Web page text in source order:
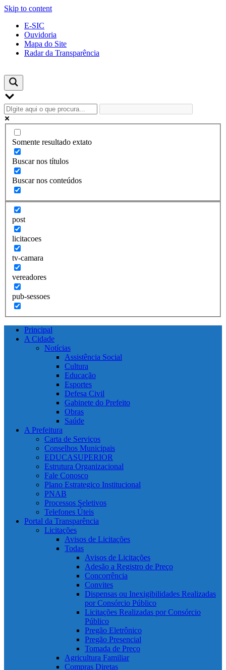
Skip to content
E-SIC
Ouvidoria
Mapa do Site
Radar da Transparência
Somente resultado extato
Buscar nos títulos
Buscar nos conteúdos
post
licitacoes
tv-camara
vereadores
pub-sessoes
Principal
A Cidade
Notícias
Assistência Social
Cultura
Educação
Esportes
Defesa Civil
Gabinete do Prefeito
Obras
Saúde
A Prefeitura
Carta de Serviços
Conselhos Municipais
EDUCASUPERIOR
Estrutura Organizacional
Fale Conosco
Plano Estrategico Institucional
PNAB
Processos Seletivos
Telefones Úteis
Portal da Transparência
Licitações
Avisos de Licitações
Todas
Avisos de Licitações
Adesão a Registro de Preço
Concorrência
Convites
Dispensas ou Inexigibilidades Realizadas
por Consórcio Público
Licitações Realizadas por Consórcio
Público
Pregão Eletrônico
Pregão Presencial
Tomada de Preço
Agricultura Familiar
Compras Diretas